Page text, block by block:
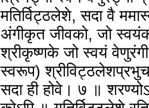
मतिर्विट्ठलेशे, सदा वै
अंगीकृत जीवको, जो
श्रीकृष्णके जो स्वयं
स्वरूप)
सदा ही होवे। ७ ॥